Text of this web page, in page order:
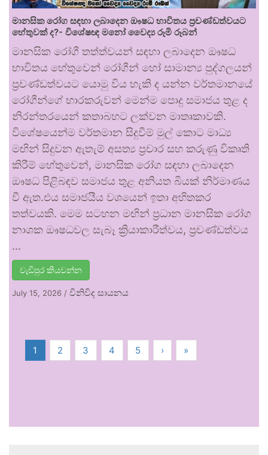
මානසික රෝග සඳහා ලබාදෙන ඖෂධ භාවිතය ප්‍රචණ්ඩත්වයට
හේතුවක් ද?- විශේෂඥ මනෝ වෛද්‍ය රූමි රූබන්
මානසික රෝගී තත්ත්වයන් සඳහා ලබාදෙන ඖෂධ
භාවිතය හේතුවෙන් රෝගීන් හෝ සාමාන්‍ය පුද්ගලයන්
ප්‍රචණ්ඩත්වයට යොමු විය හැකි ද යන්න වර්තමානයේ
රෝගීන්ගේ භාරකරුවන් මෙන්ම පොදු සමාජය තුළ ද
නිරන්තරයෙන් කතාබහට ලක්වන මාතෘකාවකි.
විශේෂයෙන්ම වර්තමාන සිදුවීම් මුල් කොට මාධ්‍ය
මඟින් සිදුවන ඇතැම් අසත්‍ය ප්‍රචාර සහ කරුණු විකෘති
කිරීම් හේතුවෙන්, මානසික රෝග සඳහා ලබාදෙන
ඖෂධ පිළිබඳව සමාජය තුළ අනියත බියක් නිර්මාණය
වී ඇත.එය සමාජයීය වශයෙන් ඉතා අහිතකර
තත්වයකි. මෙම සටහන මඟින් ප්‍රධාන මානසික රෝග
නාශක ඖෂධවල සැබෑ ක්‍රියාකාරීත්වය, ප්‍රචණ්ඩත්වය
…
වැඩිපුර කියවන්න
July 15, 2026 / විනිවිද සායනය
1 2 3 4 5 › »